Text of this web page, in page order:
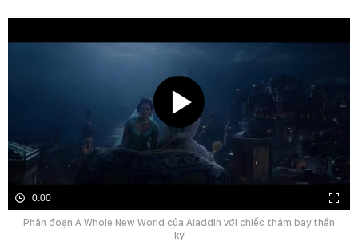
0:00
Phân đoạn A Whole New World của Aladdin với chiếc thảm bay thần
kỳ